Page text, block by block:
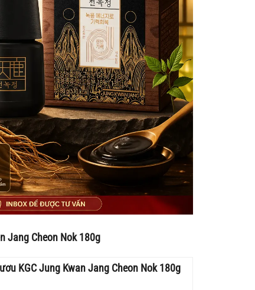
Jang Cheon Nok 180g
KGC Jung Kwan Jang Cheon Nok 180g